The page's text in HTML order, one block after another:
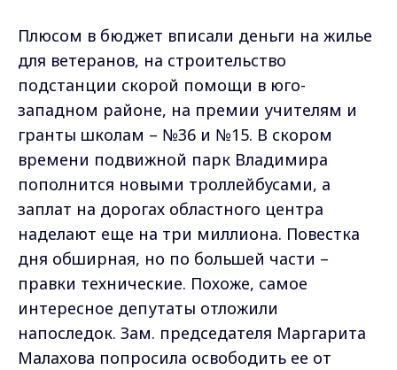
Плюсом в бюджет вписали деньги на жилье
для ветеранов, на строительство
подстанции скорой помощи в юго-
западном районе, на премии учителям и
гранты школам – №36 и №15. В скором
времени подвижной парк Владимира
пополнится новыми троллейбусами, а
заплат на дорогах областного центра
наделают еще на три миллиона. Повестка
дня обширная, но по большей части –
правки технические. Похоже, самое
интересное депутаты отложили
напоследок. Зам. председателя Маргарита
Малахова попросила освободить ее от